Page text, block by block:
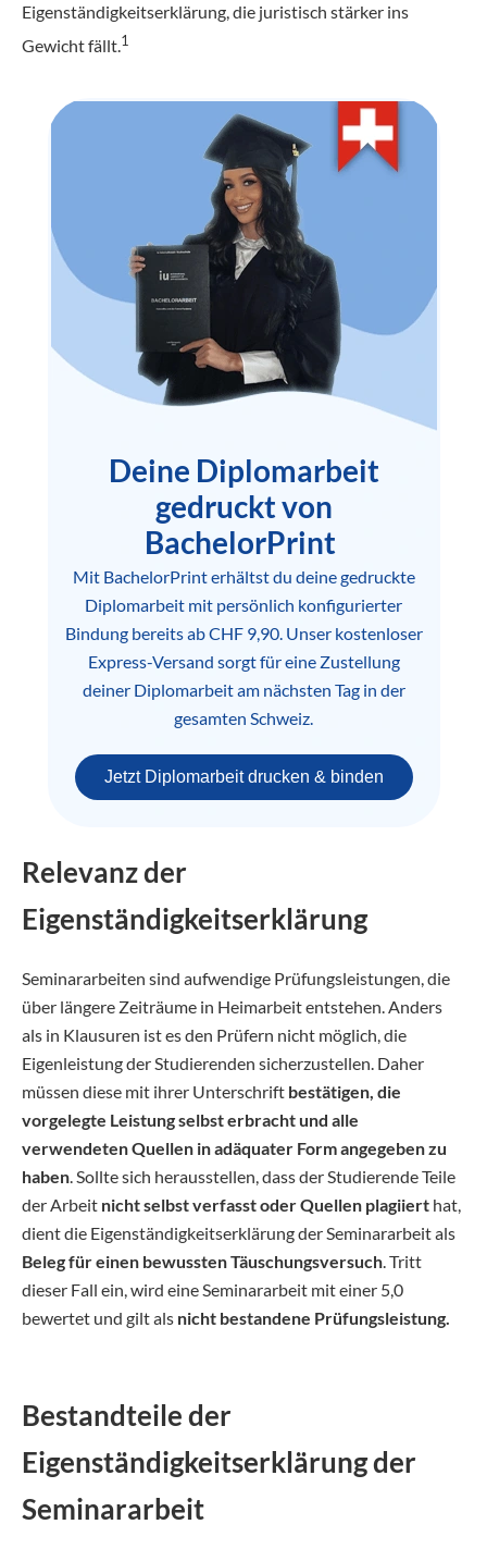
Eigenständigkeitserklärung, die juristisch stärker ins
Gewicht fällt.1
Deine Diplomarbeit
gedruckt von
BachelorPrint
Mit BachelorPrint erhältst du deine gedruckte
Diplomarbeit mit persönlich konfigurierter
Bindung bereits ab CHF 9,90. Unser kostenloser
Express-Versand sorgt für eine Zustellung
deiner Diplomarbeit am nächsten Tag in der
gesamten Schweiz.
Jetzt Diplomarbeit drucken & binden
Relevanz der
Eigenständigkeitserklärung
Seminararbeiten sind aufwendige Prüfungsleistungen, die
über längere Zeiträume in Heimarbeit entstehen. Anders
als in Klausuren ist es den Prüfern nicht möglich, die
Eigenleistung der Studierenden sicherzustellen. Daher
müssen diese mit ihrer Unterschrift bestätigen, die
vorgelegte Leistung selbst erbracht und alle
verwendeten Quellen in adäquater Form angegeben zu
haben. Sollte sich herausstellen, dass der Studierende Teile
der Arbeit nicht selbst verfasst oder Quellen plagiiert hat,
dient die Eigenständigkeitserklärung der Seminararbeit als
Beleg für einen bewussten Täuschungsversuch. Tritt
dieser Fall ein, wird eine Seminararbeit mit einer 5,0
bewertet und gilt als nicht bestandene Prüfungsleistung.
Bestandteile der
Eigenständigkeitserklärung der
Seminararbeit